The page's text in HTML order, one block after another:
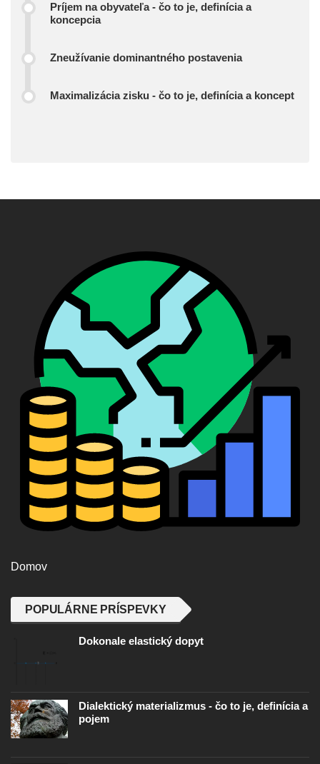
Príjem na obyvateľa - čo to je, definícia a
koncepcia
Zneužívanie dominantného postavenia
Maximalizácia zisku - čo to je, definícia a koncept
Domov
POPULÁRNE PRÍSPEVKY
Dokonale elastický dopyt
Dialektický materializmus - čo to je, definícia a
pojem